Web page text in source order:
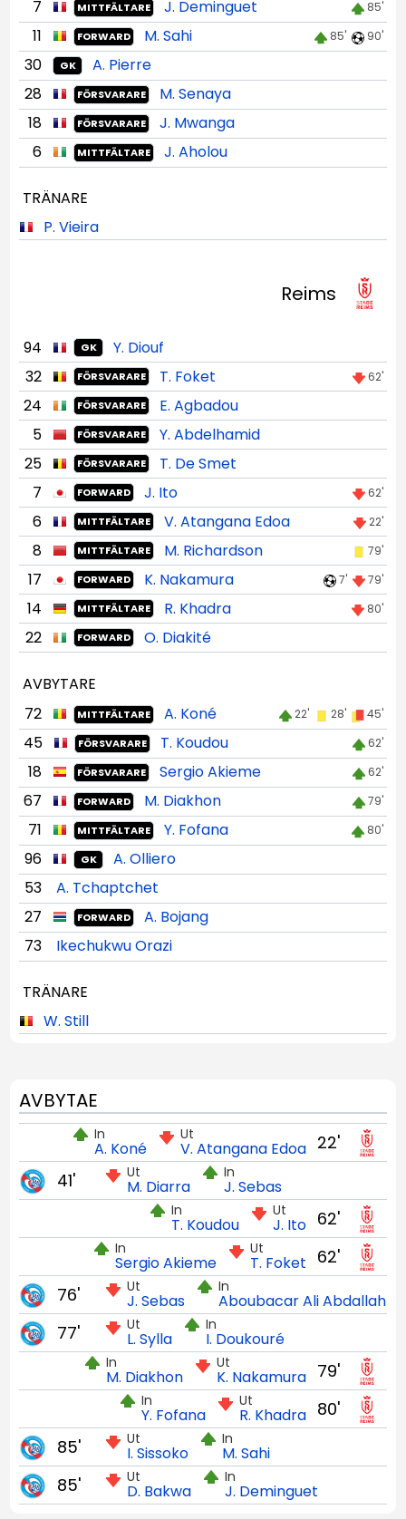
7 MITTFÄLTARE J. Deminguet 85'
11 FORWARD M. Sahi 85' 90'
30 GK
A. Pierre
28
FÖRSVARARE
M. Senaya
18
FÖRSVARARE
J. Mwanga
6
MITTFÄLTARE J. Aholou
TRÄNARE
P. Vieira
Reims
94 GK
Y. Diouf
32
FÖRSVARARE T. Foket 62'
24 FÖRSVARARE
E. Agbadou
5
FÖRSVARARE
Y. Abdelhamid
25
FÖRSVARARE
T. De Smet
7
FORWARD J. Ito 62'
6 MITTFÄLTARE V. Atangana Edoa 22'
8 MITTFÄLTARE M. Richardson 79'
17 FORWARD K. Nakamura 7' 79'
14 MITTFÄLTARE R. Khadra 80'
22 FORWARD O. Diakité
AVBYTARE
72
MITTFÄLTARE A. Koné 22' 28' 45'
45 FÖRSVARARE T. Koudou 62'
18 FÖRSVARARE Sergio Akieme 62'
67 FORWARD M. Diakhon 79'
71 MITTFÄLTARE Y. Fofana 80'
96 GK
A. Olliero
53
A. Tchaptchet
27
FORWARD
A. Bojang
73
Ikechukwu Orazi
TRÄNARE
W. Still
AVBYTAE
22'
Ut
V. Atangana Edoa
In
A. Koné
Ut
M. Diarra
In
J. Sebas
41'
62'
Ut
J. Ito
In
T. Koudou
62'
Ut
T. Foket
In
Sergio Akieme
Ut
J. Sebas
In
Aboubacar Ali Abdallah
76'
Ut
L. Sylla
In
I. Doukouré
77'
79'
Ut
K. Nakamura
In
M. Diakhon
80'
Ut
R. Khadra
In
Y. Fofana
Ut
I. Sissoko
In
M. Sahi
85'
Ut
D. Bakwa
In
J. Deminguet
85'